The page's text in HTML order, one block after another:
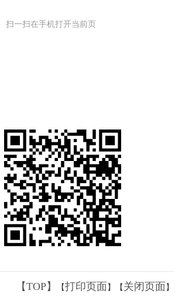
扫一扫在手机打开当前页
【TOP】 【打印页面 】【 关闭页面 】